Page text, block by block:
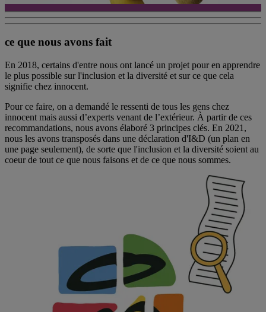
ce que nous avons fait
En 2018, certains d'entre nous ont lancé un projet pour en apprendre
le plus possible sur l'inclusion et la diversité et sur ce que cela
signifie chez innocent.
Pour ce faire, on a demandé le ressenti de tous les gens chez
innocent mais aussi d’experts venant de l’extérieur. À partir de ces
recommandations, nous avons élaboré 3 principes clés. En 2021,
nous les avons transposés dans une déclaration d'I&D (un plan en
une page seulement), de sorte que l'inclusion et la diversité soient au
coeur de tout ce que nous faisons et de ce que nous sommes.